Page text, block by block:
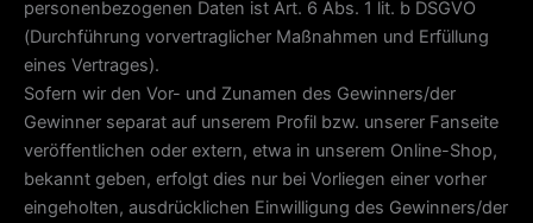
personenbezogenen Daten ist Art. 6 Abs. 1 lit. b DSGVO
(Durchführung vorvertraglicher Maßnahmen und Erfüllung
eines Vertrages).
Sofern wir den Vor- und Zunamen des Gewinners/der
Gewinner separat auf unserem Profil bzw. unserer Fanseite
veröffentlichen oder extern, etwa in unserem Online-Shop,
bekannt geben, erfolgt dies nur bei Vorliegen einer vorher
eingeholten, ausdrücklichen Einwilligung des Gewinners/der